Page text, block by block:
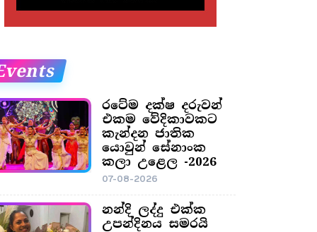
රටේම දක්ෂ දරුවන්
එකම වේදිකාවකට
කැන්දන ජාතික
යොවුන් සේනාංක
කලා උළෙල -2026
07-08-2026
නන්දි ලද්දු එක්ක
උපන්දිනය සමරයි